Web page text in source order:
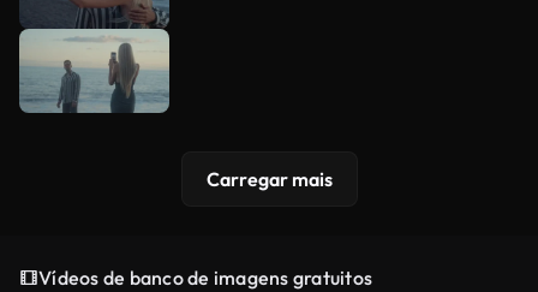
Carregar mais
Vídeos de banco de imagens gratuitos